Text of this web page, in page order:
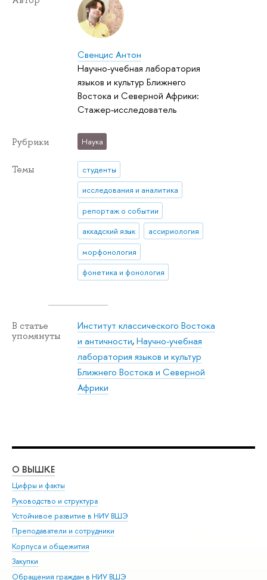
Свенцис Антон
Научно-учебная лаборатория
языков и культур Ближнего
Востока и Северной Африки:
Стажер-исследователь
Рубрики Наука
Темы
студенты
исследования и аналитика
репортаж о событии
аккадский язык
ассириология
морфонология
фонетика и фонология
В статье
упомянуты
Институт классического Востока
и античности,Научно-учебная
лаборатория языков и культур
Ближнего Востока и Северной
Африки
О ВЫШКЕ
Цифры и факты
Руководство и структура
Устойчивое развитие в НИУ ВШЭ
Преподаватели и сотрудники
Корпуса и общежития
Закупки
Обращения граждан в НИУ ВШЭ